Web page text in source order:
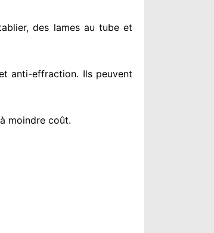
des lames au tube et
anti-effraction. Ils peuvent
moindre coût.